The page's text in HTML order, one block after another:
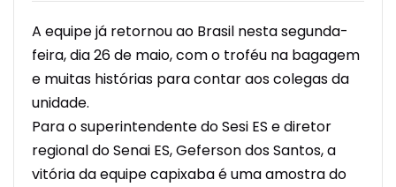
A equipe já retornou ao Brasil nesta segunda-
feira, dia 26 de maio, com o troféu na bagagem
e muitas histórias para contar aos colegas da
unidade.
Para o superintendente do Sesi ES e diretor
regional do Senai ES, Geferson dos Santos, a
vitória da equipe capixaba é uma amostra do